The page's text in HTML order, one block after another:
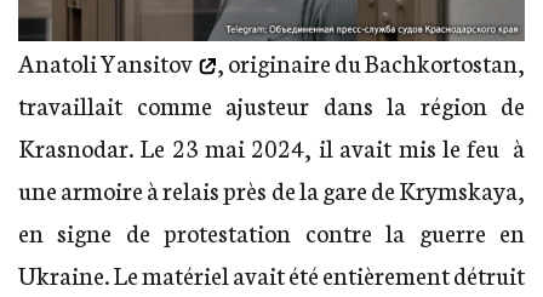
Anatoli Yansitov
, originaire du Bachkortostan,
travaillait comme ajusteur dans la région de
Krasnodar. Le 23 mai 2024, il avait mis le feu à
une armoire à relais près de la gare de Krymskaya,
en signe de protestation contre la guerre en
Ukraine. Le matériel avait été entièrement détruit